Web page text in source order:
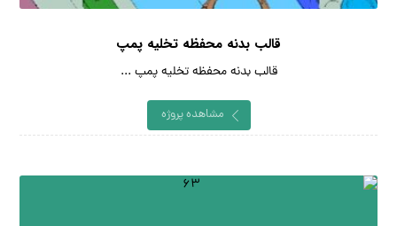
قالب بدنه محفظه تخلیه پمپ
قالب بدنه محفظه تخلیه پمپ ...
مشاهده پروژه